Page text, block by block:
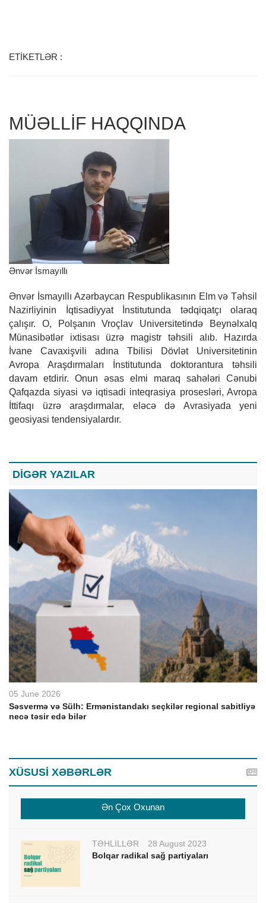
ETİKETLƏR :
MÜƏLLİF HAQQINDA
Ənvər İsmayıllı
Ənvər İsmayıllı Azərbaycan Respublikasının Elm və Təhsil
Nazirliyinin İqtisadiyyat İnstitutunda tədqiqatçı olaraq
çalışır. O, Polşanın Vroçlav Universitetində Beynəlxalq
Münasibətlər ixtisası üzrə magistr təhsili alıb. Hazırda
İvane Cavaxişvili adına Tbilisi Dövlət Universitetinin
Avropa Araşdırmaları İnstitutunda doktorantura təhsili
davam etdirir. Onun əsas elmi maraq sahələri Cənubi
Qafqazda siyasi və iqtisadi inteqrasiya prosesləri, Avropa
İttifaqı üzrə araşdırmalar, eləcə də Avrasiyada yeni
geosiyasi tendensiyalardır.
DİGƏR YAZILAR
05 June 2026
Səsvermə və Sülh: Ermənistandakı seçkilər regional sabitliyə
necə təsir edə bilər
XÜSUSİ XƏBƏRLƏR
Ən Çox Oxunan
TƏHLİLLƏR
28 August 2023
Bolqar radikal sağ partiyaları